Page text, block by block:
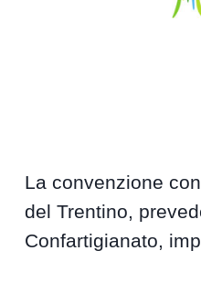
La convenzione
del Trentino,
Confartigianato,